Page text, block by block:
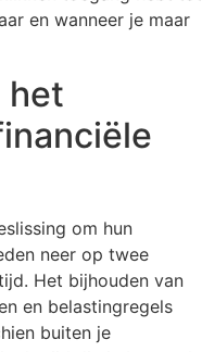
en wanneer je maar
het
om hun
neer op twee
Het bijhouden van
en belastingregels
buiten je